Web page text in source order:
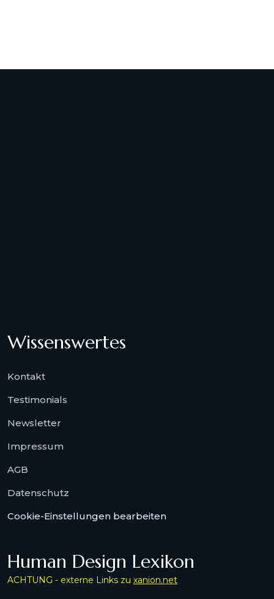
Wissenswertes
Kontakt
Testimonials
Newsletter
Impressum
AGB
Datenschutz
Cookie-Einstellungen bearbeiten
Human Design Lexikon
ACHTUNG - externe Links zu xanion.net